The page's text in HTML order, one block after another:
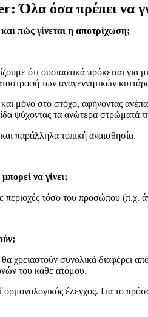
Όλα όσα πρέπει να
πώς γίνεται η αποτρίχωση;
ότι ουσιαστικά πρόκειται
των αναγεννητικών
μόνο στο στόχο, αφήνοντας
ψύχοντας τα ανώτερα στρώματά
παράλληλα τοπική αναισθησία.
να γίνει;
περιοχές τόσο του προσώπου (π.χ.
χρειαστούν συνολικά διαφέρει
του κάθε ατόμου.
ορμονολογικός έλεγχος. Για το